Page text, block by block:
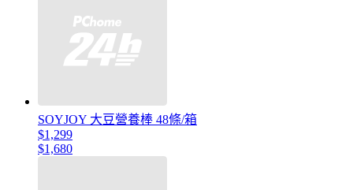
SOYJOY 大豆營養棒 48條/箱
$1,299
$1,680